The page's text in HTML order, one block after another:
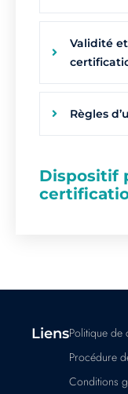
Validité
Règles
Dispositif
LiensPolitique de
Procédure
Conditions